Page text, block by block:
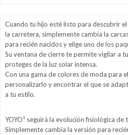
Cuando tu hijo esté listo para descubrir
la carretera, simplemente cambia la
para recién nacidos y elige uno de los
Su ventana de cierre te permite vigilar a
proteges de la luz solar intensa.
Con una gama de colores de moda para
personalizarlo y encontrar el que se
a tu estilo.
YOYO³ seguirá la evolución fisiológica de
Simplemente cambia la versión para